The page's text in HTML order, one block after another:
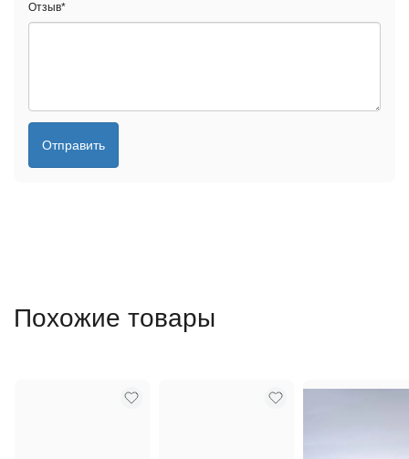
Отзыв*
Отправить
Похожие товары